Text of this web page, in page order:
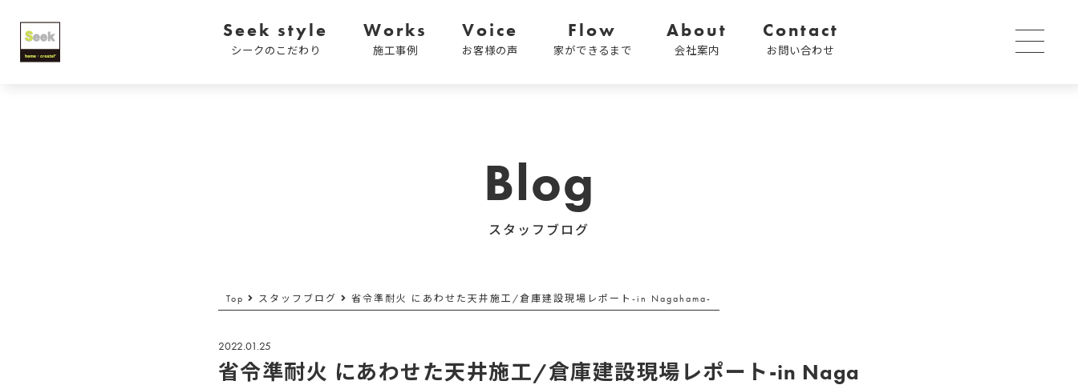
Seek style
シークのこだわり
Works
施工事例
Voice
お客様の声
Flow
家ができるまで
About
会社案内
Contact
お問い合わせ
Blog
スタッフブログ
Top スタッフブログ 省令準耐火 にあわせた天井施工/倉庫建設現場レポート-in Nagahama-
2022.01.25
省令準耐火 にあわせた天井施工/倉庫建設現場レポート-in Naga